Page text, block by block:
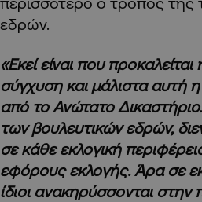
εδρών.
«Εκεί είναι που
σύγχυση και μάλιστα αυτή
από το Ανώτατο
των βουλευτικών εδρών,
σε κάθε εκλογική
εφόρους εκλογής. Άρα σε
ίδιοι ανακηρύσσονται